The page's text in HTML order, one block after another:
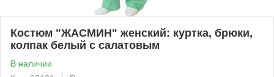
Костюм "ЖАСМИН" женский: куртка, брюки,
колпак белый с салатовым
В наличии